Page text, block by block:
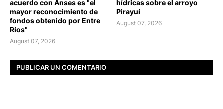
acuerdo con Anses es "el
mayor reconocimiento de
fondos obtenido por Entre
Ríos"
August 07, 2026
hídricas sobre el arroyo
Pirayuí
August 07, 2026
PUBLICAR UN COMENTARIO